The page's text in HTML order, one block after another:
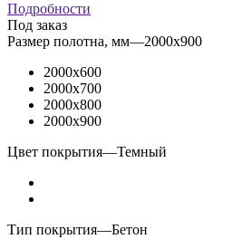
Подробности
Под заказ
Размер полотна, мм—2000x900
2000x600
2000x700
2000x800
2000x900
Цвет покрытия—Темный
Тип покрытия—Бетон